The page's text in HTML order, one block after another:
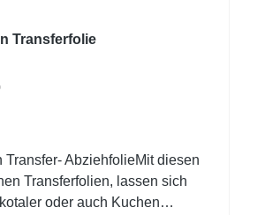
Transferfolie
Transfer- AbziehfolieMit diesen
Transferfolien, lassen sich
oder auch Kuchen